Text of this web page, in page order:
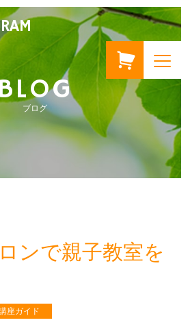
BLOG
ブログ
ンで親子教室を
座ガイド